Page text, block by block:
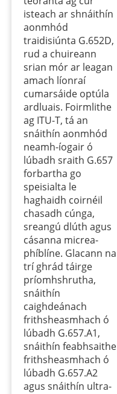
isteach ar shnáithín
aonmhód
traidisiúnta G.652D,
rud a chuireann
srian mór ar leagan
amach líonraí
cumarsáide optúla
ardluais. Foirmlithe
ag ITU-T, tá an
snáithín aonmhód
neamh-íogair ó
lúbadh sraith G.657
forbartha go
speisialta le
haghaidh coirnéil
chasadh cúnga,
sreangú dlúth agus
cásanna micrea-
phíblíne. Glacann na
trí ghrád táirge
príomhshrutha,
snáithín
caighdeánach
frithsheasmhach ó
lúbadh G.657.A1,
snáithín feabhsaithe
frithsheasmhach ó
lúbadh G.657.A2
agus snáithín ultra-